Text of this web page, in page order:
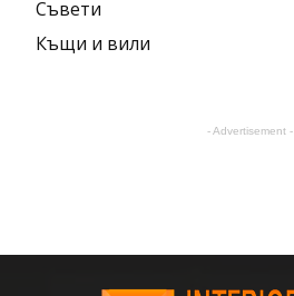
Съвети
Къщи и вили
- Advertisement -